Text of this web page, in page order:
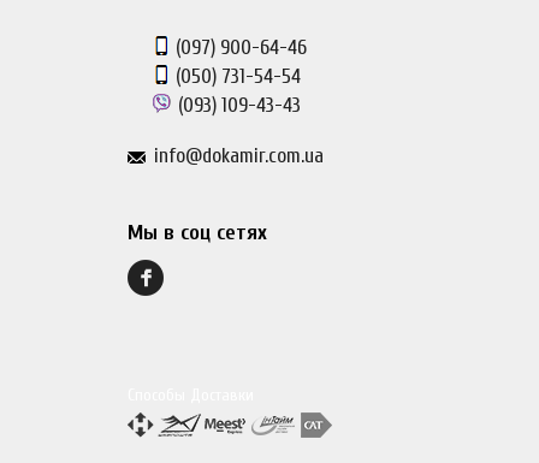
(097) 900-64-46
(050) 731-54-54
(093) 109-43-43
info@dokamir.com.ua
Мы в соц сетях